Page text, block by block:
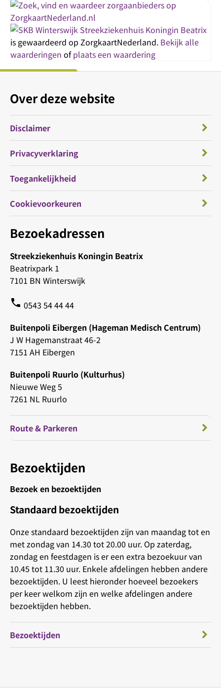
Streekziekenhuis Koningin Beatrix
is gewaardeerd op ZorgkaartNederland. Bekijk alle
waarderingen ofplaats een waardering
Bezoekadressen
Streekziekenhuis Koningin Beatrix
Beatrixpark 1
7101 BN Winterswijk
phone 0543 54 44 44
Buitenpoli Eibergen (Hageman Medisch Centrum)
J W Hagemanstraat 46-2
7151 AH Eibergen
Buitenpoli Ruurlo (Kulturhus)
Nieuwe Weg 5
7261 NL Ruurlo
Route & Parkeren
Bezoektijden
Bezoek en bezoektijden
Standaard bezoektijden
Onze standaard bezoektijden zijn van maandag tot en
met zondag van 14.30 tot 20.00 uur. Op zaterdag,
zondag en feestdagen is er een extra bezoekuur van
10.45 tot 11.30 uur. Enkele afdelingen hebben andere
bezoektijden. U leest hieronder hoeveel bezoekers
per keer welkom zijn en welke afdelingen andere
bezoektijden hebben.
Bezoektijden
Over deze website
Disclaimer
Privacyverklaring
Toegankelijkheid
Cookievoorkeuren